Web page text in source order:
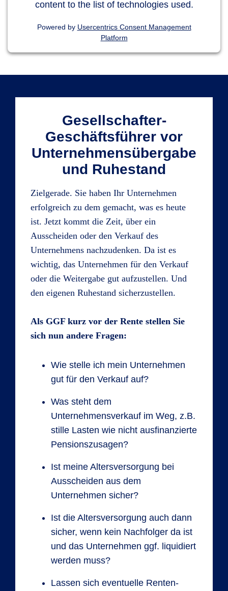
content to the list of technologies used.
Powered by Usercentrics Consent Management
Platform
Gesellschafter-
Geschäftsführer vor
Unternehmensübergabe
und Ruhestand
Zielgerade. Sie haben Ihr Unternehmen
erfolgreich zu dem gemacht, was es heute
ist. Jetzt kommt die Zeit, über ein
Ausscheiden oder den Verkauf des
Unternehmens nachzudenken. Da ist es
wichtig, das Unternehmen für den Verkauf
oder die Weitergabe gut aufzustellen. Und
den eigenen Ruhestand sicherzustellen.
Als GGF kurz vor der Rente stellen Sie
sich nun andere Fragen:
Wie stelle ich mein Unternehmen
gut für den Verkauf auf?
Was steht dem
Unternehmensverkauf im Weg, z.B.
stille Lasten wie nicht ausfinanzierte
Pensionszusagen?
Ist meine Altersversorgung bei
Ausscheiden aus dem
Unternehmen sicher?
Ist die Altersversorgung auch dann
sicher, wenn kein Nachfolger da ist
und das Unternehmen ggf. liquidiert
werden muss?
Lassen sich eventuelle Renten-